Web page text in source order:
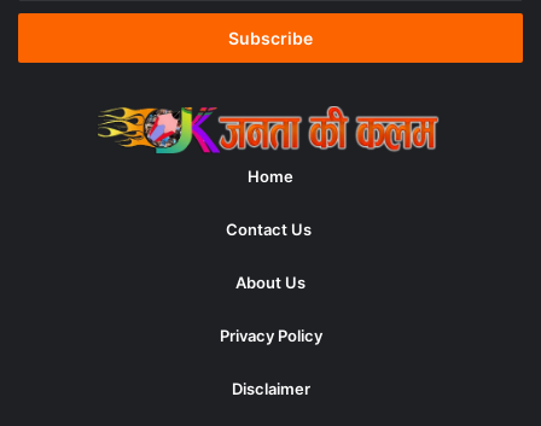
Email
Home
Contact Us
About Us
Privacy Policy
Disclaimer